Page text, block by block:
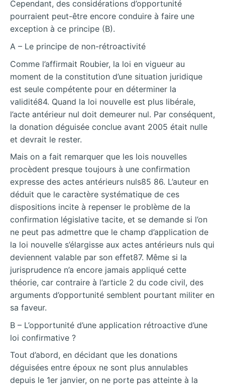
Cependant, des considérations d’opportunité
pourraient peut-être encore conduire à faire une
exception à ce principe (B).
A – Le principe de non-rétroactivité
Comme l’affirmait Roubier, la loi en vigueur au
moment de la constitution d’une situation juridique
est seule compétente pour en déterminer la
validité84. Quand la loi nouvelle est plus libérale,
l’acte antérieur nul doit demeurer nul. Par conséquent,
la donation déguisée conclue avant 2005 était nulle
et devrait le rester.
Mais on a fait remarquer que les lois nouvelles
procèdent presque toujours à une confirmation
expresse des actes antérieurs nuls85 86. L’auteur en
déduit que le caractère systématique de ces
dispositions incite à repenser le problème de la
confirmation législative tacite, et se demande si l’on
ne peut pas admettre que le champ d’application de
la loi nouvelle s’élargisse aux actes antérieurs nuls qui
deviennent valable par son effet87. Même si la
jurisprudence n’a encore jamais appliqué cette
théorie, car contraire à l’article 2 du code civil, des
arguments d’opportunité semblent pourtant militer en
sa faveur.
B – L’opportunité d’une application rétroactive d’une
loi confirmative ?
Tout d’abord, en décidant que les donations
déguisées entre époux ne sont plus annulables
depuis le 1er janvier, on ne porte pas atteinte à la